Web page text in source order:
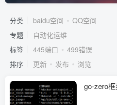
分类 baidu空间
QQ空间
专题
自动化运维
标签
445端口
499错误
排序
更新 发布 浏览
go-zero